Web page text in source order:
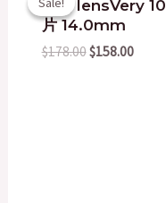
韓國 lensVery 10
片 14.0mm
$178.00
price
was:
$178.00.
$158.00
price